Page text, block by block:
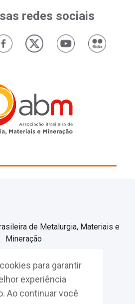
para garantir
experiência
Ao continuar você
redes sociais
de Metalurgia, Materiais e
Mineração
Associe-se